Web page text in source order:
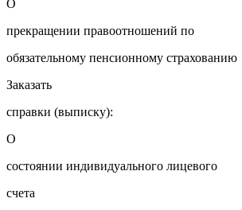
О
прекращении правоотношений по
обязательному пенсионному страхованию
Заказать
справки (выписку):
О
состоянии индивидуального лицевого
счета